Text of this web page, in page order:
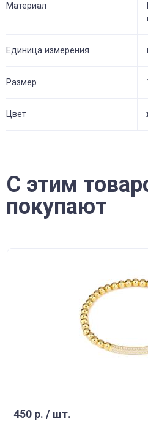
Материал
Единица измерения
Размер
Цвет
С этим
покупают
450 р. / шт.